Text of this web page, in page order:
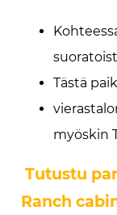
Tästä
myöskin
Tutustu
Ranch